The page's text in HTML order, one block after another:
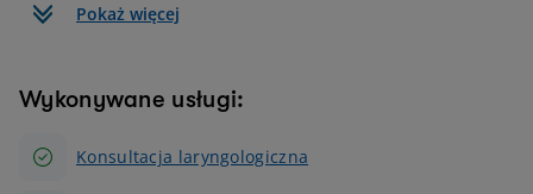
Pokaż więcej
Wykonywane usługi:
Konsultacja laryngologiczna